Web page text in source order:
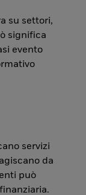
su settori,
significa
evento
servizi
da
può